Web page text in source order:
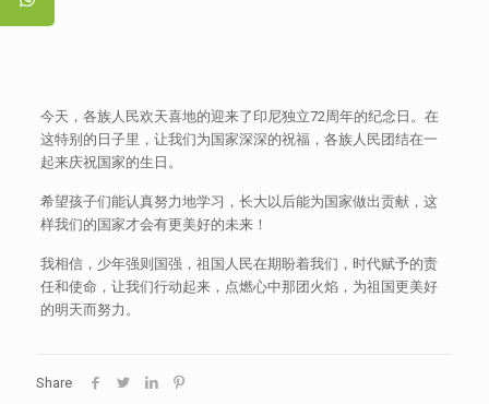
今天，各族人民欢天喜地的迎来了印尼独立72周年的纪念日。在
这特别的日子里，让我们为国家深深的祝福，各族人民团结在一
起来庆祝国家的生日。
希望孩子们能认真努力地学习，长大以后能为国家做出贡献，这
样我们的国家才会有更美好的未来！
我相信，少年强则国强，祖国人民在期盼着我们，时代赋予的责
任和使命，让我们行动起来，点燃心中那团火焰，为祖国更美好
的明天而努力。
Share